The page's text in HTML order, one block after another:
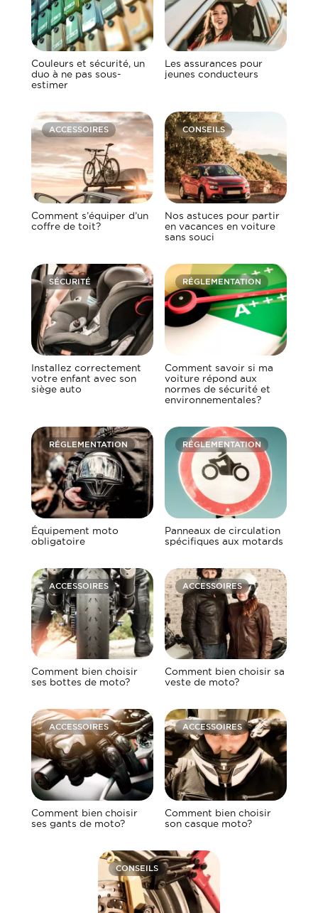
Couleurs et sécurité, un
duo à ne pas sous-
estimer
Les assurances pour
jeunes conducteurs
ACCESSOIRES
Comment s’équiper d’un
coffre de toit?
CONSEILS
Nos astuces pour partir
en vacances en voiture
sans souci
SÉCURITÉ
Installez correctement
votre enfant avec son
siège auto
RÉGLEMENTATION
Comment savoir si ma
voiture répond aux
normes de sécurité et
environnementales?
RÉGLEMENTATION
Équipement moto
obligatoire
RÉGLEMENTATION
Panneaux de circulation
spécifiques aux motards
ACCESSOIRES
Comment bien choisir
ses bottes de moto?
ACCESSOIRES
Comment bien choisir sa
veste de moto?
ACCESSOIRES
Comment bien choisir
ses gants de moto?
ACCESSOIRES
Comment bien choisir
son casque moto?
CONSEILS